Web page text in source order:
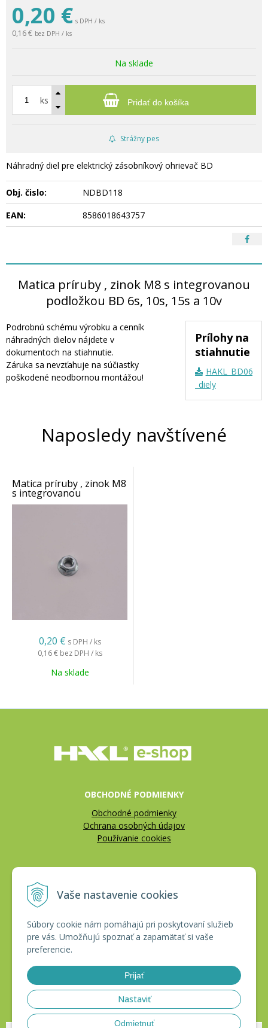
Vaše nastavenie cookies
Súbory cookie nám pomáhajú pri poskytovaní služieb
pre vás. Umožňujú spoznať a zapamätať si vaše
preferencie.
Prijať
Nastaviť
Odmietnuť
0,20 € s DPH / ks
0,16 € bez DPH / ks
Na sklade
ks Pridať do košíka
Strážny pes
Náhradný diel pre elektrický zásobníkový ohrievač BD
Obj. čislo:
NDBD118
EAN:
8586018643757
Matica príruby , zinok M8 s integrovanou
podložkou BD 6s, 10s, 15s a 10v
Prílohy na
stiahnutie
_diely
Podrobnú schému výrobku a cenník
náhradných dielov nájdete v
dokumentoch na stiahnutie.
Záruka sa nevzťahuje na súčiastky
poškodené neodbornou montážou!
Naposledy navštívené
Matica príruby , zinok M8
s integrovanou
podložkou BD 6s, 10s,
0,20 € s DPH / ks
0,16 € bez DPH / ks
Na sklade
OBCHODNÉ PODMIENKY
Obchodné podmienky
Ochrana osobných údajov
Používanie cookies
Reklamačný poriadok
CERTIFIKÁTY